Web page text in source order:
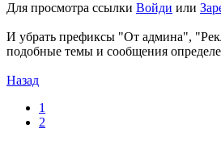
Для просмотра ссылки Войди или
И убрать префиксы "От админа",
подобные темы и сообщения
Назад
1
2